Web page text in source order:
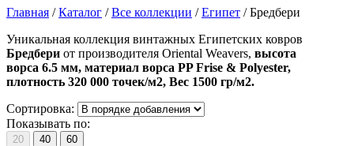
Главная / Каталог / Все коллекции / Египет / Бредбери
Уникальная коллекция винтажных Египетских ковров
Бредбери от производителя Oriental Weavers, высота
ворса 6.5 мм, материал ворса PP Frise & Polyester,
плотность 320 000 точек/м2, Вес 1500 гр/м2.
Сортировка:
Показывать по:
20 40 60